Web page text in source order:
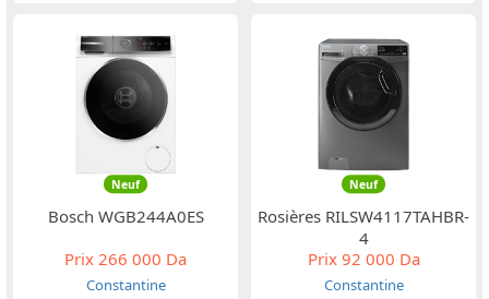
Neuf
Bosch WGB244A0ES
Prix 266 000 Da
Constantine
Neuf
Rosières RILSW4117TAHBR-
4
Prix92 000 Da
Constantine